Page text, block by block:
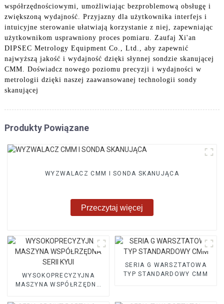
współrzędnościowymi, umożliwiając bezproblemową obsługę i
zwiększoną wydajność. Przyjazny dla użytkownika interfejs i
intuicyjne sterowanie ułatwiają korzystanie z niej, zapewniając
użytkownikom usprawniony proces pomiaru. Zaufaj Xi'an
DIPSEC Metrology Equipment Co., Ltd., aby zapewnić
najwyższą jakość i wydajność dzięki słynnej sondzie skanującej
CMM. Doświadcz nowego poziomu precyzji i wydajności w
metrologii dzięki naszej zaawansowanej technologii sondy
skanującej
Produkty Powiązane
WYZWALACZ CMM I SONDA SKANUJĄCA
Przeczytaj więcej
WYSOKOPRECYZYJNA
MASZYNA WSPÓŁRZĘDNA
SERIA G WARSZTATOWA
TYP STANDARDOWY CMM